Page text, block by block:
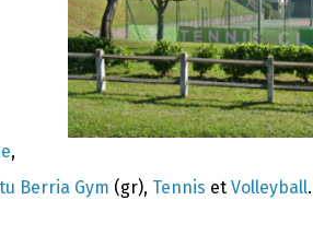
,
Berria Gym (gr), Tennis et Volleyball.